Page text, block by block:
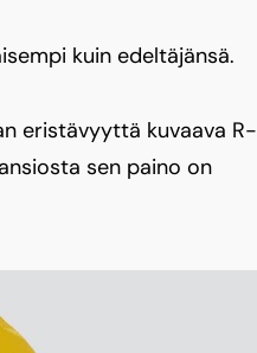
kuin edeltäjänsä.
eristävyyttä kuvaava R-
sen paino on